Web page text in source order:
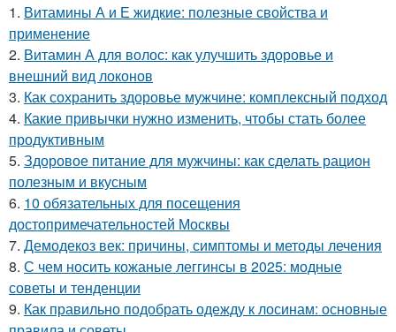
1. Витамины А и Е жидкие: полезные свойства и
применение
2. Витамин А для волос: как улучшить здоровье и
внешний вид локонов
3. Как сохранить здоровье мужчине: комплексный подход
4. Какие привычки нужно изменить, чтобы стать более
продуктивным
5. Здоровое питание для мужчины: как сделать рацион
полезным и вкусным
6. 10 обязательных для посещения
достопримечательностей Москвы
7. Демодекоз век: причины, симптомы и методы лечения
8. С чем носить кожаные леггинсы в 2025: модные
советы и тенденции
9. Как правильно подобрать одежду к лосинам: основные